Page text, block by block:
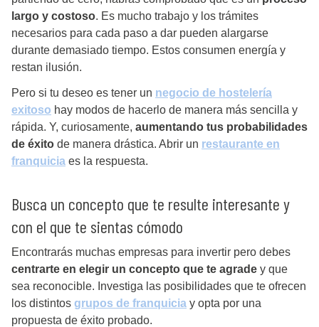
largo y costoso. Es mucho trabajo y los trámites
necesarios para cada paso a dar pueden alargarse
durante demasiado tiempo. Estos consumen energía y
restan ilusión.
Pero si tu deseo es tener un negocio de hostelería
exitoso hay modos de hacerlo de manera más sencilla y
rápida. Y, curiosamente, aumentando tus probabilidades
de éxito de manera drástica. Abrir un restaurante en
franquicia es la respuesta.
Busca un concepto que te resulte interesante y
con el que te sientas cómodo
Encontrarás muchas empresas para invertir pero debes
centrarte en elegir un concepto que te agrade y que
sea reconocible. Investiga las posibilidades que te ofrecen
los distintos grupos de franquicia y opta por una
propuesta de éxito probado.